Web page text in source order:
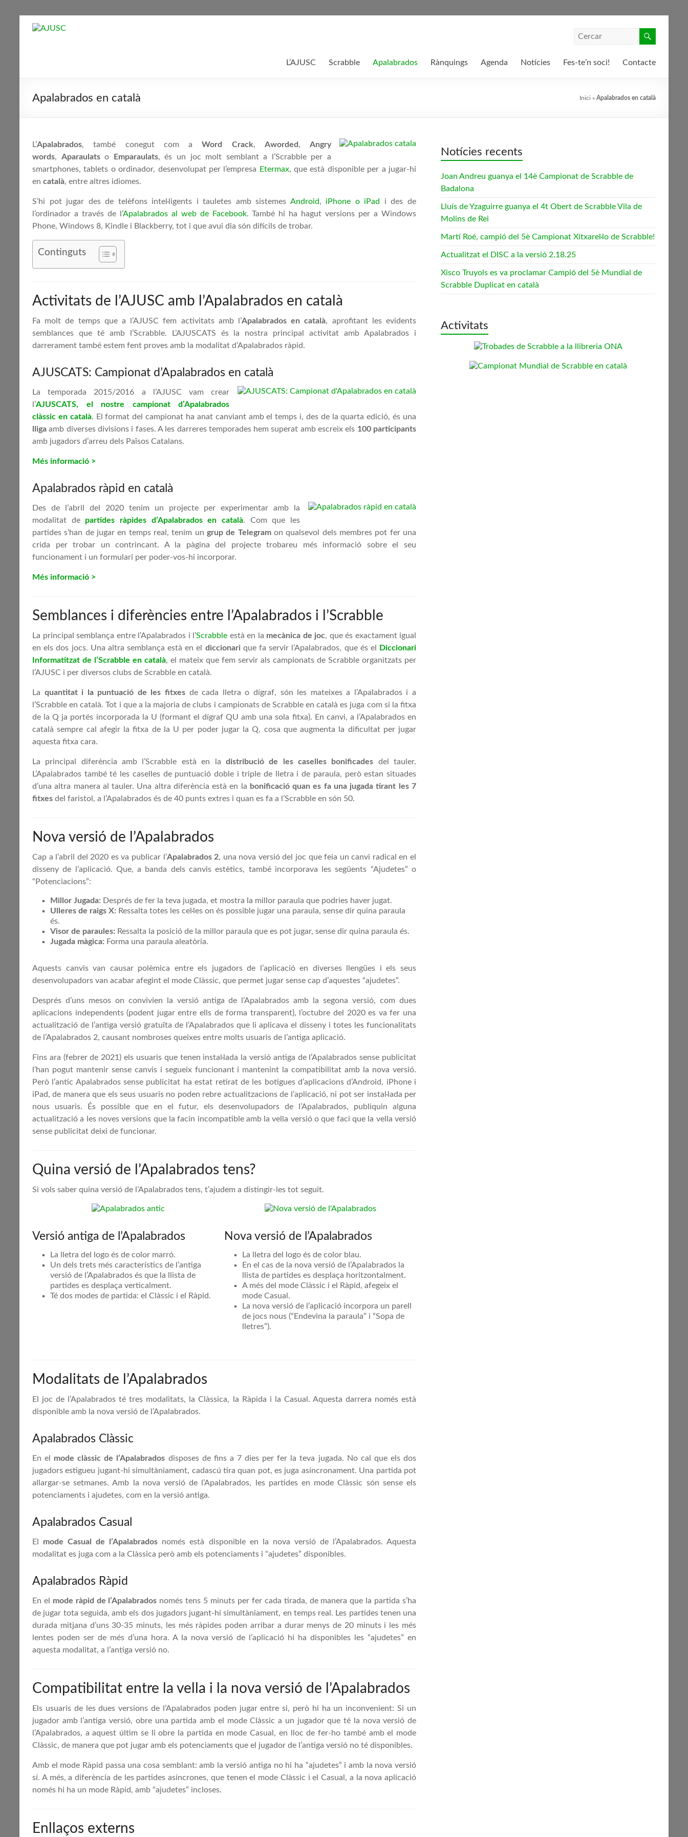
de
L’AJUSC Scrabble Apalabrados Rànquings Agenda Notícies Fes-te’n soci! Contacte
Apalabrados en català Inici » Apalabrados en català
L’Apalabrados, també conegut com aWord Crack, Aworded , Angry
words, Aparaulatso Emparaulats, és un joc molt semblant a l’Scrabble per a
smartphones, tablets o ordinador, desenvolupat per l’empresa
Etermax, que està disponible per a jugar-hi
en català, entre altres idiomes.
S’hi pot jugar des de telèfons intel·ligents i tauletes amb sistemes Android, iPhone o iPad
i des de
l’ordinador a través de l’Apalabrados al web de Facebook. També hi ha hagut versions per a Windows
Phone, Windows 8, Kindle i Blackberry, tot i que avui dia són difícils de trobar.
Continguts
Activitats de l’AJUSC amb l’Apalabrados en català
Fa molt de temps que a l’AJUSC fem activitats amb l’Apalabrados en català, aprofitant les evidents
semblances que té amb l’Scrabble. L’AJUSCATS és la nostra principal activitat amb Apalabrados i
darrerament també estem fent proves amb la modalitat d’Apalabrados ràpid.
AJUSCATS: Campionat d’Apalabrados en català
La temporada 2015/2016 a l’AJUSC vam crear
l’AJUSCATS, el nostre campionat d’Apalabrados
clàssic en català. El format del campionat ha anat canviant amb el temps i, des de la quarta edició, és una
lliga amb diverses divisions i fases. A les darreres temporades hem superat amb escreix els 100 participants
amb jugadors d’arreu dels Països Catalans.
Més informació >
Apalabrados ràpid en català
Des de l’abril del 2020 tenim un projecte per experimentar amb la
modalitat de partides ràpides d’Apalabrados en català. Com que les
partides s’han de jugar en temps real, tenim un grup de Telegramon qualsevol dels membres pot fer una
crida per trobar un contrincant. A la pàgina del projecte trobareu més informació sobre el seu
funcionament i un formulari per poder-vos-hi incorporar.
Més informació >
Semblances i diferències entre l’Apalabrados i l’Scrabble
La principal semblança entre l’Apalabrados i l’Scrabble està en la mecànica de joc, que és exactament igual
en els dos jocs. Una altra semblança està en el diccionari que fa servir l’Apalabrados, que és el
Diccionari
Informatitzat de l’Scrabble en català, el mateix que fem servir als campionats de Scrabble organitzats per
l’AJUSC i per diversos clubs de Scrabble en català.
La quantitat i la puntuació de les fitxes de cada lletra o dígraf, són les mateixes a l’Apalabrados i a
l’Scrabble en català. Tot i que a la majoria de clubs i campionats de Scrabble en català es juga com si la fitxa
de la Q ja portés incorporada la U (formant el dígraf QU amb una sola fitxa). En canvi, a l’Apalabrados en
català sempre cal afegir la fitxa de la U per poder jugar la Q, cosa que augmenta la dificultat per jugar
aquesta fitxa cara.
La principal diferència amb l’Scrabble està en la distribució de les caselles bonificades del tauler.
L’Apalabrados també té les caselles de puntuació doble i triple de lletra i de paraula, però estan situades
d’una altra manera al tauler. Una altra diferència està en la bonificació quan es fa una jugada tirant les 7
fitxes del faristol, a l’Apalabrados és de 40 punts extres i quan es fa a l’Scrabble en són 50.
Nova versió de l’Apalabrados
Cap a l’abril del 2020 es va publicar l’Apalabrados 2, una nova versió del joc que feia un canvi radical en el
disseny de l’aplicació. Que, a banda dels canvis estètics, també incorporava les següents “Ajudetes” o
“Potenciacions”:
Millor Jugada: Després de fer la teva jugada, et mostra la millor paraula que podries haver jugat.
Ulleres de raigs X: Ressalta totes les cel·les on és possible jugar una paraula, sense dir quina paraula
és.
Visor de paraules: Ressalta la posició de la millor paraula que es pot jugar, sense dir quina paraula és.
Jugada màgica: Forma una paraula aleatòria.
Aquests canvis van causar polèmica entre els jugadors de l’aplicació en diverses llengües i els seus
desenvolupadors van acabar afegint el mode Clàssic, que permet jugar sense cap d’aquestes “ajudetes”.
Després d’uns mesos on convivien la versió antiga de l’Apalabrados amb la segona versió, com dues
aplicacions independents (podent jugar entre ells de forma transparent), l’octubre del 2020 es va fer una
actualització de l’antiga versió gratuïta de l’Apalabrados que li aplicava el disseny i totes les funcionalitats
de l’Apalabrados 2, causant nombroses queixes entre molts usuaris de l’antiga aplicació.
Fins ara (febrer de 2021) els usuaris que tenen instal·lada la versió antiga de l’Apalabrados sense publicitat
l’han pogut mantenir sense canvis i segueix funcionant i mantenint la compatibilitat amb la nova versió.
Però l’antic Apalabrados sense publicitat ha estat retirat de les botigues d’aplicacions d’Android, iPhone i
iPad, de manera que els seus usuaris no poden rebre actualitzacions de l’aplicació, ni pot ser instal·lada per
nous usuaris. És possible que en el futur, els desenvolupadors de l’Apalabrados, publiquin alguna
actualització a les noves versions que la facin incompatible amb la vella versió o que faci que la vella versió
sense publicitat deixi de funcionar.
Quina versió de l’Apalabrados tens?
Si vols saber quina versió de l’Apalabrados tens, t’ajudem a distingir-les tot seguit.
Versió antiga de l’Apalabrados
La lletra del logo és de color marró.
Un dels trets més característics de l’antiga
versió de l’Apalabrados és que la llista de
partides es desplaça verticalment.
Té dos modes de partida: el Clàssic i el Ràpid.
Nova versió de l’Apalabrados
La lletra del logo és de color blau.
En el cas de la nova versió de l’Apalabrados la
llista de partides es desplaça horitzontalment.
A més del mode Clàssic i el Ràpid, afegeix el
mode Casual.
La nova versió de l’aplicació incorpora un parell
de jocs nous (“Endevina la paraula” i “Sopa de
lletres”).
Modalitats de l’Apalabrados
El joc de l’Apalabrados té tres modalitats, la Clàssica, la Ràpida i la Casual. Aquesta darrera només està
disponible amb la nova versió de l’Apalabrados.
Apalabrados Clàssic
En el mode clàssic de l’Apalabrados disposes de fins a 7 dies per fer la teva jugada. No cal que els dos
jugadors estigueu jugant-hi simultàniament, cadascú tira quan pot, es juga asíncronament. Una partida pot
allargar-se setmanes. Amb la nova versió de l’Apalabrados, les partides en mode Clàssic són sense els
potenciaments i ajudetes, com en la versió antiga.
Apalabrados Casual
El mode Casual de l’Apalabrados només està disponible en la nova versió de l’Apalabrados. Aquesta
modalitat es juga com a la Clàssica però amb els potenciaments i “ajudetes” disponibles.
Apalabrados Ràpid
En el mode ràpid de l’Apalabrados només tens 5 minuts per fer cada tirada, de manera que la partida s’ha
de jugar tota seguida, amb els dos jugadors jugant-hi simultàniament, en temps real. Les partides tenen una
durada mitjana d’uns 30-35 minuts, les més ràpides poden arribar a durar menys de 20 minuts i les més
lentes poden ser de més d’una hora. A la nova versió de l’aplicació hi ha disponibles les “ajudetes” en
aquesta modalitat, a l’antiga versió no.
Compatibilitat entre la vella i la nova versió de l’Apalabrados
Els usuaris de les dues versions de l’Apalabrados poden jugar entre si, però hi ha un inconvenient: Si un
jugador amb l’antiga versió, obre una partida amb el mode Clàssic a un jugador que té la nova versió de
l’Apalabrados, a aquest últim se li obre la partida en mode Casual, en lloc de fer-ho també amb el mode
Clàssic, de manera que pot jugar amb els potenciaments que el jugador de l’antiga versió no té disponibles.
Amb el mode Ràpid passa una cosa semblant: amb la versió antiga no hi ha “ajudetes” i amb la nova versió
sí. A més, a diferència de les partides asíncrones, que tenen el mode Clàssic i el Casual, a la nova aplicació
només hi ha un mode Ràpid, amb “ajudetes” incloses.
Enllaços externs
Notícies recents
Joan Andreu guanya el 14è Campionat de Scrabble de
Badalona
Lluís de Yzaguirre guanya el 4t Obert de Scrabble Vila de
Molins de Rei
Martí Roé, campió del 5è Campionat Xitxarel·lo de Scrabble!
Actualitzat el DISC a la versió 2.18.25
Xisco Truyols es va proclamar Campió del 5è Mundial de
Scrabble Duplicat en català
Activitats